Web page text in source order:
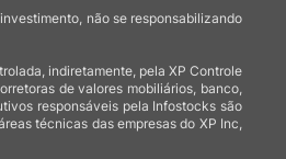
não se responsabilizando
indiretamente, pela XP Controle
de valores mobiliários, banco,
responsáveis pela Infostocks são
técnicas das empresas do XP Inc,